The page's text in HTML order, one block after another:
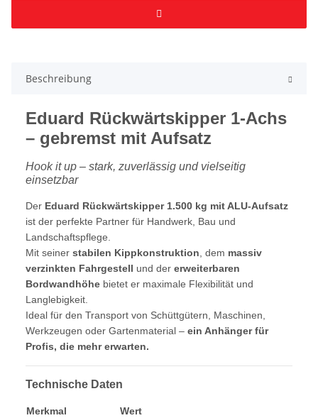
Beschreibung
Eduard Rückwärtskipper 1-Achs
– gebremst mit Aufsatz
Hook it up – stark, zuverlässig und vielseitig
einsetzbar
Der Eduard Rückwärtskipper 1.500 kg mit ALU-Aufsatz
ist der perfekte Partner für Handwerk, Bau und
Landschaftspflege.
Mit seiner stabilen Kippkonstruktion , dem massiv
verzinkten Fahrgestell und der erweiterbaren
Bordwandhöhe bietet er maximale Flexibilität und
Langlebigkeit.
Ideal für den Transport von Schüttgütern, Maschinen,
Werkzeugen oder Gartenmaterial – ein Anhänger für
Profis, die mehr erwarten.
Technische Daten
Merkmal
Wert